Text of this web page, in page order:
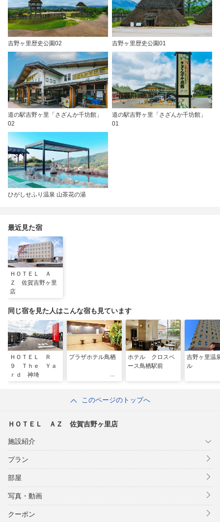
吉野ヶ里歴史公園02 吉野ヶ里歴史公園01
道の駅吉野ヶ里「さざんか千坊館」
02
道の駅吉野ヶ里「さざんか千坊館」
01
ひがしせふり温泉 山茶花の湯
最近見た宿
ＨＯＴＥＬ Ａ
Ｚ 佐賀吉野ヶ里
店
同じ宿を見た人はこんな宿も見ています
ＨＯＴＥＬ Ｒ
９ Ｔｈｅ Ｙａ
ｒｄ 神埼
プラザホテル鳥栖
ホテル クロスベ
ース鳥栖駅前
吉野ヶ里温
ル
このページのトップへ
ＨＯＴＥＬ ＡＺ 佐賀吉野ヶ里店
施設紹介
プラン
部屋
写真・動画
クーポン